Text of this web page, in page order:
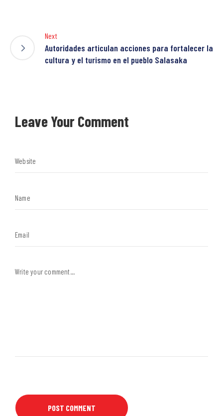
Next
Autoridades articulan acciones para fortalecer la
cultura y el turismo en el pueblo Salasaka
Leave Your Comment